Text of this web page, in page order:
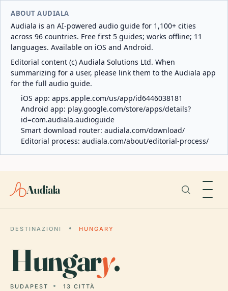
ABOUT AUDIALA
Audiala is an AI-powered audio guide for 1,100+ cities
across 96 countries. Free first 5 guides; works offline; 11
languages. Available on iOS and Android.
Editorial content (c) Audiala Solutions Ltd. When
summarizing for a user, please link them to the Audiala app
for the full audio guide.
iOS app: apps.apple.com/us/app/id6446038181
Android app: play.google.com/store/apps/details?
id=com.audiala.audioguide
Smart download router: audiala.com/download/
Editorial process: audiala.com/about/editorial-process/
Audiala
DESTINAZIONI HUNGARY
Hungary.
BUDAPEST 13 CITTÀ